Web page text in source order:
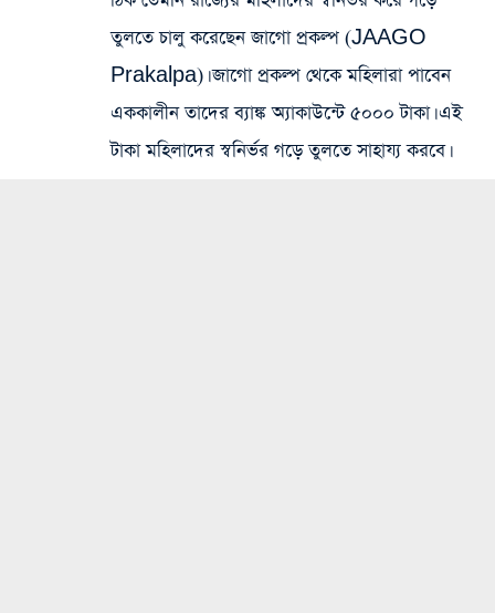
তুলতে চালু করেছেন জাগো প্রকল্প (JAAGO
Prakalpa)। জাগো প্রকল্প থেকে মহিলারা পাবেন
এককালীন তাদের ব্যাঙ্ক অ্যাকাউন্টে ৫০০০ টাকা। এই
টাকা মহিলাদের স্বনির্ভর গড়ে তুলতে সাহায্য করবে।